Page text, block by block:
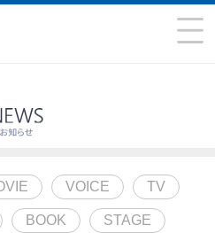
VOICE TV
BOOK STAGE